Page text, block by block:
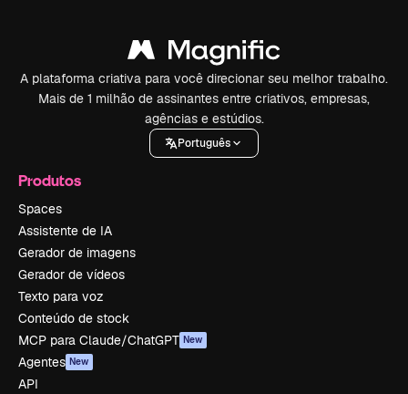
A plataforma criativa para você direcionar seu melhor trabalho.
Mais de 1 milhão de assinantes entre criativos, empresas,
agências e estúdios.
Português
Produtos
Spaces
Assistente de IA
Gerador de imagens
Gerador de vídeos
Texto para voz
Conteúdo de stock
MCP para Claude/ChatGPT New
Agentes New
API